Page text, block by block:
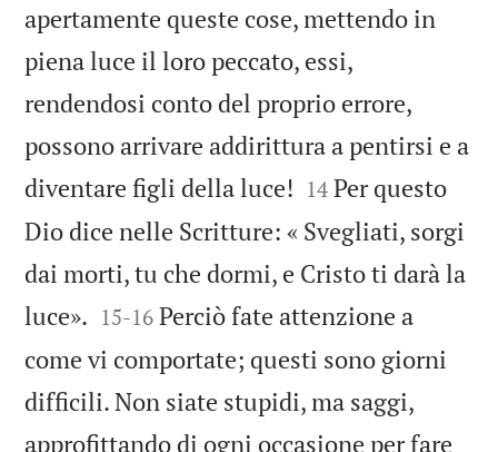
apertamente queste cose, mettendo in
piena luce il loro peccato, essi,
rendendosi conto del proprio errore,
possono arrivare addirittura a pentirsi e a
diventare figli della luce! 

14 Per questo
Dio dice nelle Scritture: « Svegliati, sorgi
dai morti, tu che dormi, e Cristo ti darà la
luce». 

15-16 Perciò fate attenzione a
come vi comportate; questi sono giorni
difficili. Non siate stupidi, ma saggi,
approfittando di ogni occasione per fare